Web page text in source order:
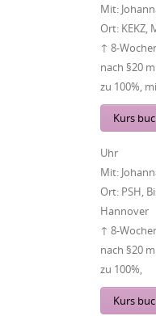
Mit:
Ort: KEKZ,
↑ 8-
nach §20
zu 100%,
Kurs
Uhr
Mit:
Ort: PSH,
Hannover
↑ 8-
nach §20
zu 100%,
Kurs